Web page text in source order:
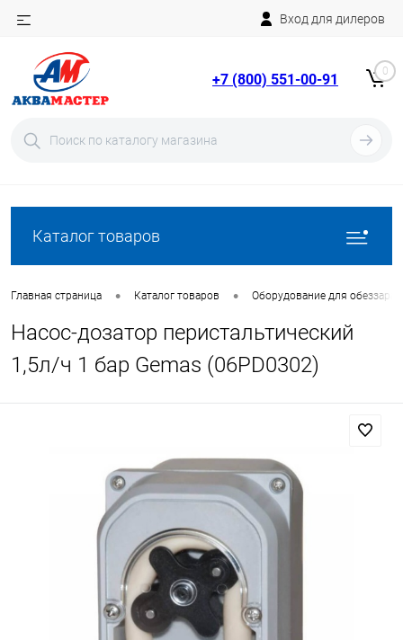
Вход для дилеров
+7 (800) 551-00-91 0
Каталог товаров
Главная страница • Каталог товаров • Оборудование для
Насос-дозатор перистальтический
1,5л/ч 1 бар Gemas (06PD0302)